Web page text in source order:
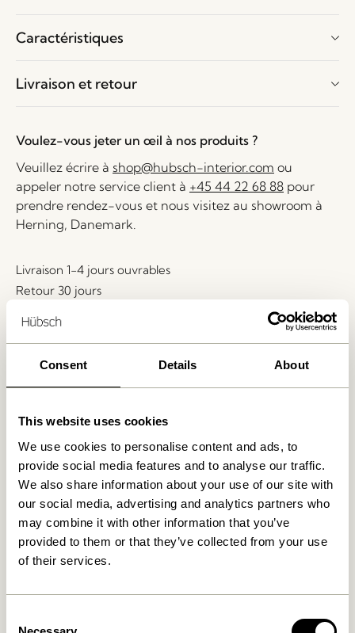
Consent Details About
This website uses cookies
We use cookies to personalise content and ads, to
provide social media features and to analyse our traffic.
We also share information about your use of our site with
our social media, advertising and analytics partners who
may combine it with other information that you’ve
provided to them or that they’ve collected from your use
of their services.
Caractéristiques
Livraison et retour
Voulez-vous jeter un œil à nos produits ?
Veuillez écrire à shop@hubsch-interior.com ou
appeler notre service client à +45 44 22 68 88 pour
prendre rendez-vous et nous visitez au showroom à
Herning, Danemark.
Livraison 1-4 jours ouvrables
Retour 30 jours
Produits similaires
Lotus Pots à suspendre Bleu
Bloom Pots à suspendre